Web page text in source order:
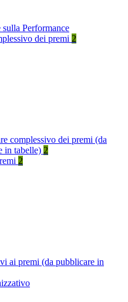
sulla Performance
dei premi 2
complessivo dei premi (da
in tabelle) 2
2
ai premi (da pubblicare in